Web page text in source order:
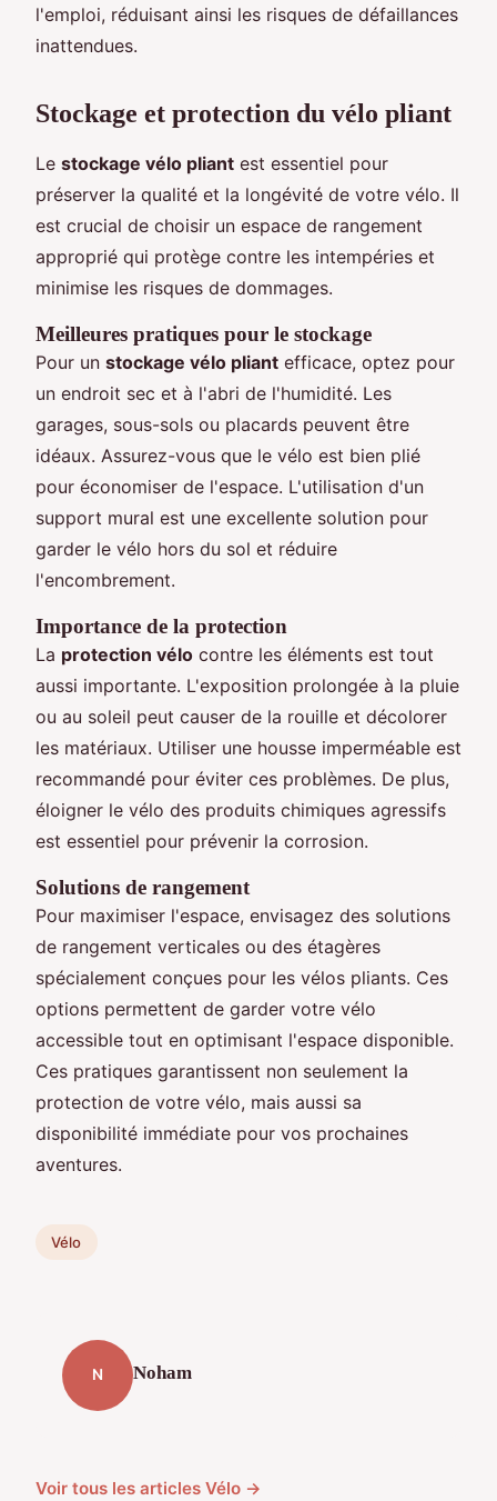
l'emploi, réduisant ainsi les risques de défaillances
inattendues.
Stockage et protection du vélo pliant
Le stockage vélo pliant est essentiel pour
préserver la qualité et la longévité de votre vélo. Il
est crucial de choisir un espace de rangement
approprié qui protège contre les intempéries et
minimise les risques de dommages.
Meilleures pratiques pour le stockage
Pour un stockage vélo pliant efficace, optez pour
un endroit sec et à l'abri de l'humidité. Les
garages, sous-sols ou placards peuvent être
idéaux. Assurez-vous que le vélo est bien plié
pour économiser de l'espace. L'utilisation d'un
support mural est une excellente solution pour
garder le vélo hors du sol et réduire
l'encombrement.
Importance de la protection
La protection vélo contre les éléments est tout
aussi importante. L'exposition prolongée à la pluie
ou au soleil peut causer de la rouille et décolorer
les matériaux. Utiliser une housse imperméable est
recommandé pour éviter ces problèmes. De plus,
éloigner le vélo des produits chimiques agressifs
est essentiel pour prévenir la corrosion.
Solutions de rangement
Pour maximiser l'espace, envisagez des solutions
de rangement verticales ou des étagères
spécialement conçues pour les vélos pliants. Ces
options permettent de garder votre vélo
accessible tout en optimisant l'espace disponible.
Ces pratiques garantissent non seulement la
protection de votre vélo, mais aussi sa
disponibilité immédiate pour vos prochaines
aventures.
Vélo
N Noham
Voir tous les articles Vélo →